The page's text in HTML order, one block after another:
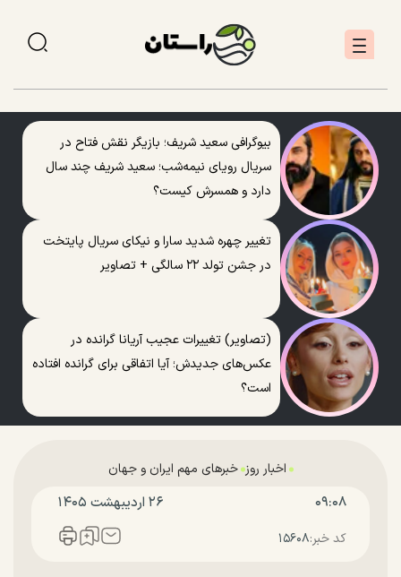
بیوگرافی سعید شریف؛ بازیگر نقش فتاح در
سریال رویای نیمه‌شب؛ سعید شریف چند سال
دارد و همسرش کیست؟
تغییر چهره شدید سارا و نیکای سریال پایتخت
در جشن تولد ۲۲ سالگی + تصاویر
(تصاویر) تغییرات عجیب آریانا گرانده در
عکس‌های جدیدش؛ آیا اتفاقی برای گرانده افتاده
است؟
اخبار روز خبرهای مهم ایران و جهان
۰۹:۰۸ ۲۶ ارديبهشت ۱۴۰۵
کد خبر:۱۵۶۰۸